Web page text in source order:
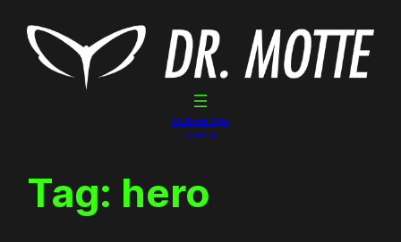
content
Dr. Motte Gigs
Linktree
Tag: hero